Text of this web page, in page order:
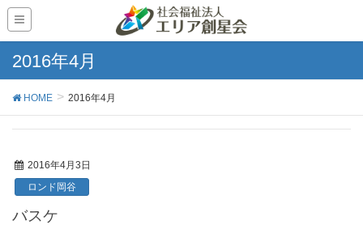
2016年4月
HOME 2016年4月
2016年4月3日
ロンド岡谷
バスケ